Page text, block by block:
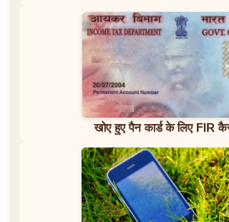
खोए हुए पैन कार्ड के लिए FIR